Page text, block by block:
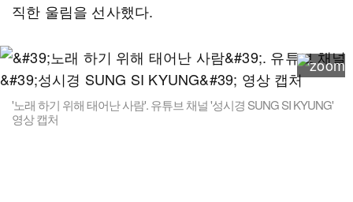
직한 울림을 선사했다.
'노래 하기 위해 태어난 사람'. 유튜브 채널 '성시경 SUNG SI KYUNG'
영상 캡처